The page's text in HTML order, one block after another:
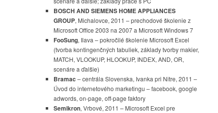
BOSCH AND SIEMENS HOME APPLIANCES
GROUP, Michalovce, 2011 – prechodové školenie z
Microsoft Office 2003 na 2007 a Microsoft Windows 7
FooSung, Ilava –pokročilé školenie Microsoft Excel
(tvorba kontingenčných tabuliek, základy tvorby makier,
MATCH, VLOOKUP, HLOOKUP, INDEX, AND, OR,
scenáre a ďalšie)
Bramac – centrála Slovenska, Ivanka pri Nitre, 2011 –
Úvod do internetového marketingu – facebook, google
adwords, on-page, off-page faktory
Semikron, Vrbové, 2011 – Microsoft Excel pre